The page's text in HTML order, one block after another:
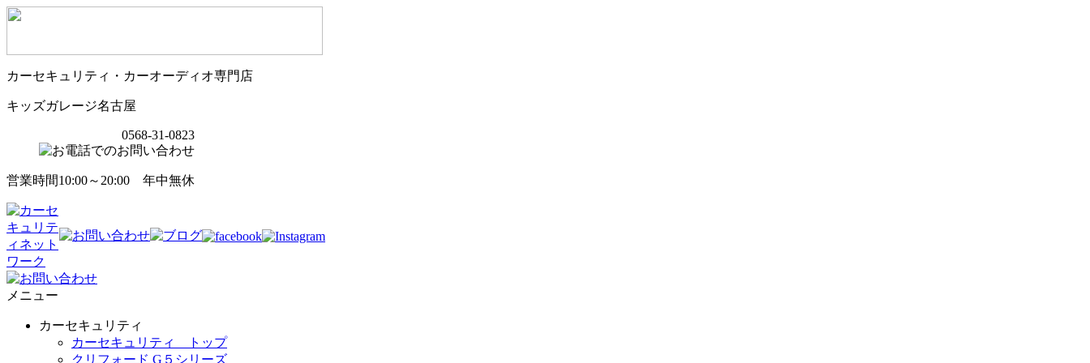
カーセキュリティ・カーオーディオ専門店
キッズガレージ名古屋
0568-31-0823
営業時間10:00～20:00 年中無休
メニュー
カーセキュリティ
カーセキュリティ トップ
クリフォード G５シリーズ